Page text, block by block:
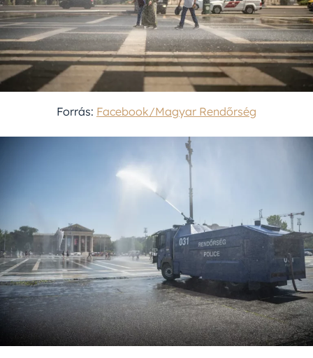
Forrás: Facebook/Magyar Rendőrség